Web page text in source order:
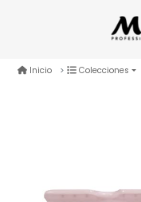
Inicio Colecciones